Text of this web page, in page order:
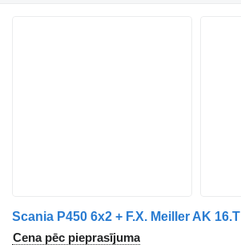
Scania P450 6x2 + F.X. Meiller AK 16.T
Cena pēc pieprasījuma